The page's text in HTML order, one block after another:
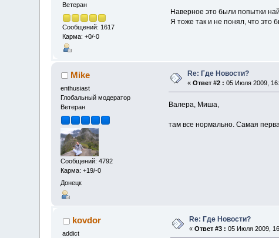
Ветеран
Сообщений: 1617
Карма: +0/-0
Наверное это были попытки
Я тоже так и не понял, что это
Mike
enthusiast
Глобальный модератор
Ветеран
Сообщений: 4792
Карма: +19/-0
Донецк
Re: Где Новости?
«Ответ #2 : 05 Июля 2009,
Валера, Миша,
там все нормально. Самая
kovdor
addict
Re: Где Новости?
«Ответ #3 : 05 Июля 2009,